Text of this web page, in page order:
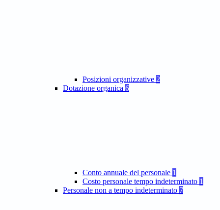
Posizioni organizzative 2
Dotazione organica 6
Conto annuale del personale 1
Costo personale tempo indeterminato 1
Personale non a tempo indeterminato 7